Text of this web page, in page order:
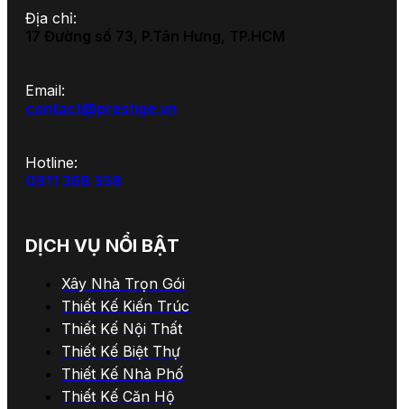
Địa chỉ:
17 Đường số 73, P.Tân Hưng, TP.HCM
Email:
contact@prestige.vn
Hotline:
0911 368 558
DỊCH VỤ NỔI BẬT
Xây Nhà Trọn Gói
Thiết Kế Kiến Trúc
Thiết Kế Nội Thất
Thiết Kế Biệt Thự
Thiết Kế Nhà Phố
Thiết Kế Căn Hộ